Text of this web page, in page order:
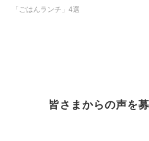
「ごはんランチ」4選
皆さまからの声を